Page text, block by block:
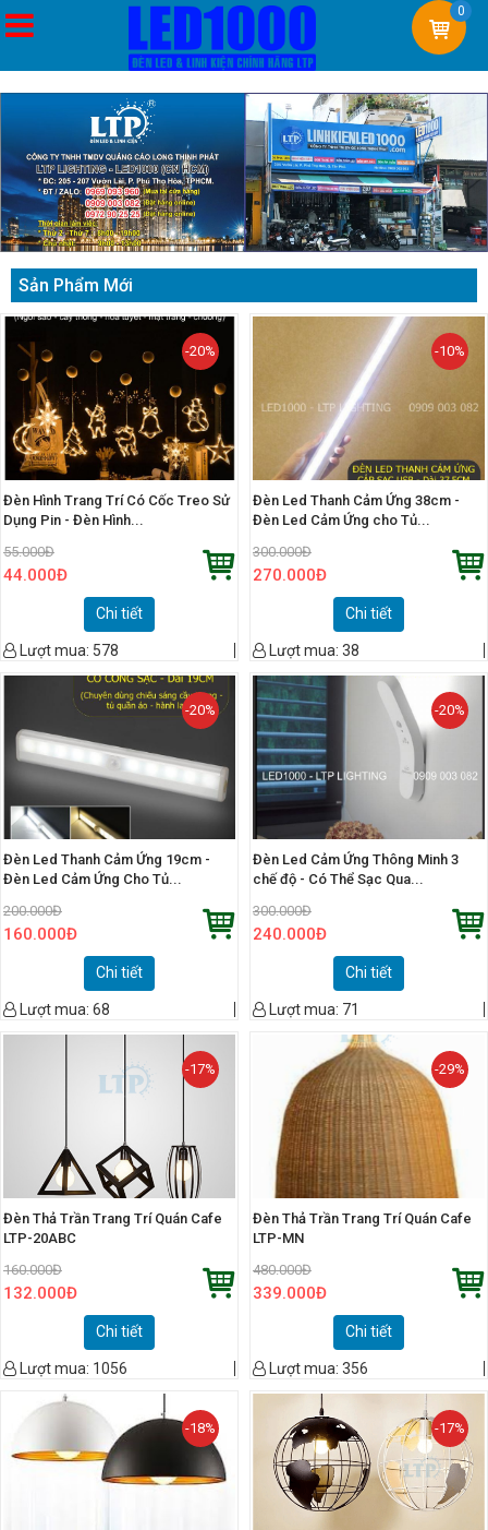
0
Sản Phẩm Mới
-20%
Đèn Hình Trang Trí Có Cốc Treo Sử
Dụng Pin - Đèn Hình...
55.000Đ
44.000Đ
Chi tiết
Lượt mua: 578
-10%
Đèn Led Thanh Cảm Ứng 38cm -
Đèn Led Cảm Ứng cho Tủ...
300.000Đ
270.000Đ
Chi tiết
Lượt mua: 38
-20%
Đèn Led Thanh Cảm Ứng 19cm -
Đèn Led Cảm Ứng Cho Tủ...
200.000Đ
160.000Đ
Chi tiết
Lượt mua: 68
-20%
Đèn Led Cảm Ứng Thông Minh 3
chế độ - Có Thể Sạc Qua...
300.000Đ
240.000Đ
Chi tiết
Lượt mua: 71
-17%
Đèn Thả Trần Trang Trí Quán Cafe
LTP-20ABC
160.000Đ
132.000Đ
Chi tiết
Lượt mua: 1056
-29%
Đèn Thả Trần Trang Trí Quán Cafe
LTP-MN
480.000Đ
339.000Đ
Chi tiết
Lượt mua: 356
-18% -17%